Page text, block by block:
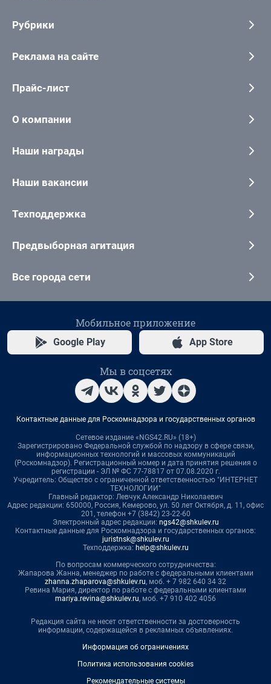
Рубрики
Реклама на сайте
Прайс-лист
О компании
Наши награды
Наши вакансии
Техподдержка
Предвыборная агитация
Все города сети
Мобильное приложение
Google Play App Store
Мы в соцсетях
Контактные данные для Роскомнадзора и государственных органов
Сетевое издание «NGS42.RU» (18+)
Зарегистрировано Федеральной службой по надзору в сфере связи,
информационных технологий и массовых коммуникаций
(Роскомнадзор). Регистрационный номер и дата принятия решения о
регистрации - ЭЛ № ФС 77-78817 от 07.08.2020 г.
Учредитель: Общество с ограниченной ответственностью "ИНТЕРНЕТ
ТЕХНОЛОГИИ"
Главный редактор: Левчук Александр Николаевич
Адрес редакции: 650000, Россия, Кемерово, ул. 50 лет Октября, д. 11, офис
201, телефон +7 (3842) 23-22-60
Электронный адрес редакции: ngs42@shkulev.ru
Контактные данные для Роскомнадзора и государственных органов:
juristnsk@shkulev.ru
Техподдержка: help@shkulev.ru
По вопросам коммерческого сотрудничества:
Жапарова Жанна, менеджер по работе с федеральными клиентами
zhanna.zhaparova@shkulev.ru, моб. + 7 982 640 34 32
Ревина Мария, директор по работе с федеральными клиентами
mariya.revina@shkulev.ru, моб. +7 910 402 4056
Редакция сайта не несет ответственности за достоверность
информации, содержащейся в рекламных объявлениях.
Информация об ограничениях
Политика использования cookies
Рекомендательные системы